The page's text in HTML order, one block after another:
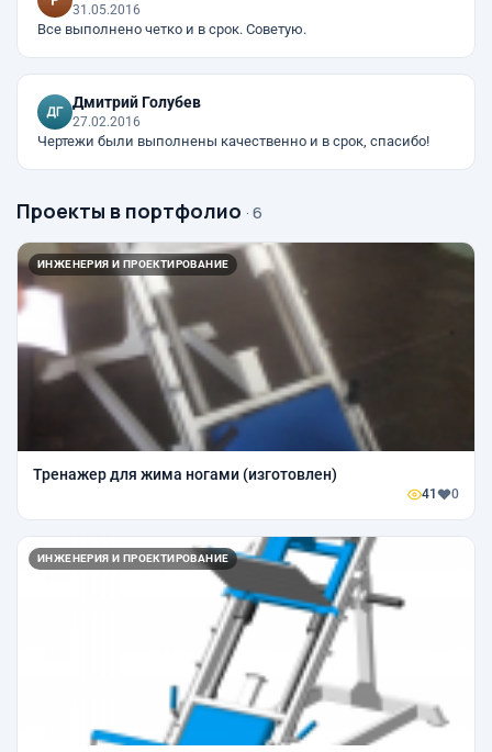
31.05.2016
Все выполнено четко и в срок. Советую.
Дмитрий Голубев
27.02.2016
Чертежи были выполнены качественно и в срок, спасибо!
Проекты в портфолио · 6
ИНЖЕНЕРИЯ И ПРОЕКТИРОВАНИЕ
Тренажер для жима ногами (изготовлен)
41 0
ИНЖЕНЕРИЯ И ПРОЕКТИРОВАНИЕ